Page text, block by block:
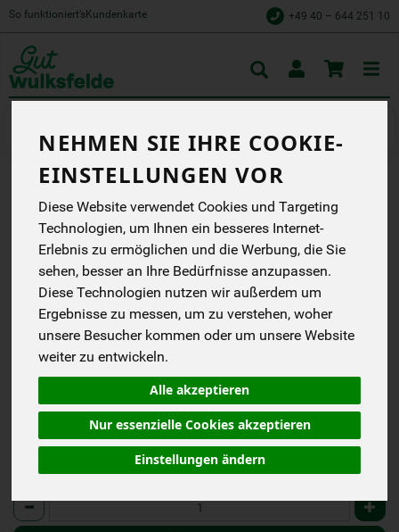
NEHMEN SIE IHRE COOKIE-
EINSTELLUNGEN VOR
Diese Website verwendet Cookies und Targeting
Technologien, um Ihnen ein besseres Internet-
Erlebnis zu ermöglichen und die Werbung, die Sie
sehen, besser an Ihre Bedürfnisse anzupassen.
Diese Technologien nutzen wir außerdem um
Ergebnisse zu messen, um zu verstehen, woher
unsere Besucher kommen oder um unsere Website
weiter zu entwickeln.
Alle akzeptieren
Nur essenzielle Cookies akzeptieren
Einstellungen ändern
So funktioniert’s Kundenkarte +49 40 – 644 251 10
EINHORN TAMTAMPON
SUPER (16 STÜCK)
einhorn TamTampons
super bestehen aus 100%
zertifizierter Bio-
Baumwolle.
einhorn products
4,49 € * / 1 Pack.
(4,49 € / Pack.)
inkl. 19% MwSt.
Anzahl
Toggle
cart